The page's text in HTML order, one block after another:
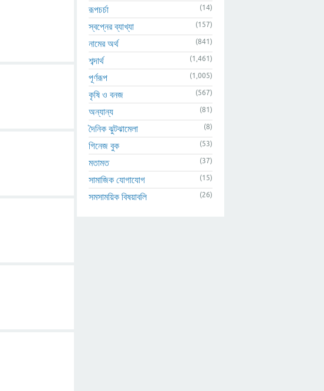
রূপচর্চা (14)
স্বপ্নের ব্যাখ্যা (157)
নামের অর্থ (841)
শব্দার্থ (1,461)
পূর্ণরূপ (1,005)
কৃষি ও বনজ (567)
অন্যান্য (81)
দৈনিক ঝুটঝামেলা (8)
গিনেজ বুক (53)
মতামত (37)
সামাজিক যোগাযোগ (15)
সমসাময়িক বিষয়াবলি (26)